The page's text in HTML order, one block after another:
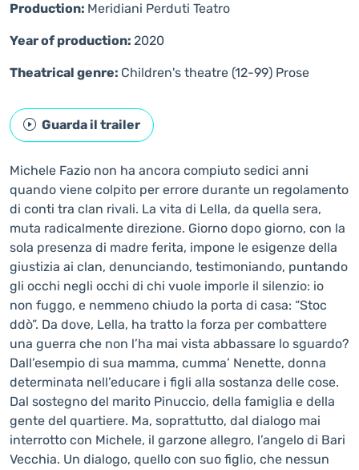
Production: Meridiani Perduti Teatro
Year of production: 2020
Theatrical genre: Children's theatre (12-99) Prose
Guarda il trailer
Michele Fazio non ha ancora compiuto sedici anni
quando viene colpito per errore durante un regolamento
di conti tra clan rivali. La vita di Lella, da quella sera,
muta radicalmente direzione. Giorno dopo giorno, con la
sola presenza di madre ferita, impone le esigenze della
giustizia ai clan, denunciando, testimoniando, puntando
gli occhi negli occhi di chi vuole imporle il silenzio: io
non fuggo, e nemmeno chiudo la porta di casa: “Stoc
ddò”. Da dove, Lella, ha tratto la forza per combattere
una guerra che non l’ha mai vista abbassare lo sguardo?
Dall’esempio di sua mamma, cumma’ Nenette, donna
determinata nell’educare i figli alla sostanza delle cose.
Dal sostegno del marito Pinuccio, della famiglia e della
gente del quartiere. Ma, soprattutto, dal dialogo mai
interrotto con Michele, il garzone allegro, l’angelo di Bari
Vecchia. Un dialogo, quello con suo figlio, che nessun